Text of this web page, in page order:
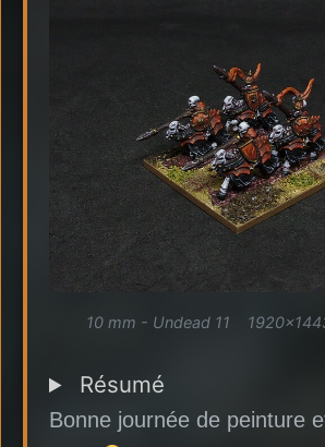
10 mm - Undead 11
Résumé
Bonne journée de peinture